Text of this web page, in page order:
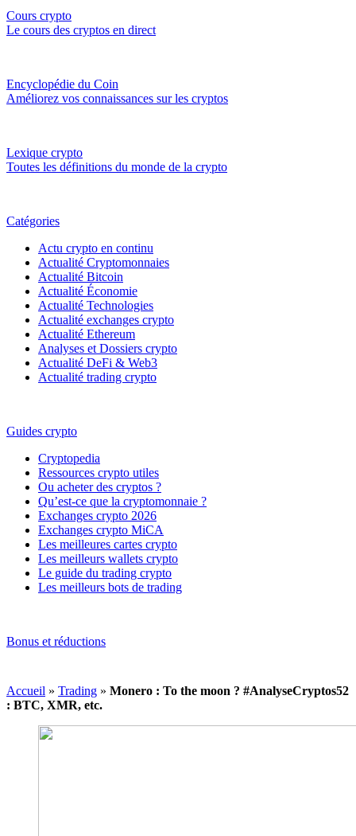
Cours crypto
Le cours des cryptos en direct
Encyclopédie du Coin
Améliorez vos connaissances sur les cryptos
Lexique crypto
Toutes les définitions du monde de la crypto
Catégories
Actu crypto en continu
Actualité Cryptomonnaies
Actualité Bitcoin
Actualité Économie
Actualité Technologies
Actualité exchanges crypto
Actualité Ethereum
Analyses et Dossiers crypto
Actualité DeFi & Web3
Actualité trading crypto
Guides crypto
Cryptopedia
Ressources crypto utiles
Ou acheter des cryptos ?
Qu’est-ce que la cryptomonnaie ?
Exchanges crypto 2026
Exchanges crypto MiCA
Les meilleures cartes crypto
Les meilleurs wallets crypto
Le guide du trading crypto
Les meilleurs bots de trading
Bonus et réductions
Accueil » Trading » Monero : To the moon ? #AnalyseCryptos52
: BTC, XMR, etc.